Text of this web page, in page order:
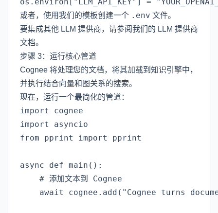
或者，使用我们的模板创建一个 .env 文件。
要集成其他 LLM 提供商，请参阅我们的 LLM 提供商
文档。
步骤 3：运行核心管道
Cognee 将处理您的文档，将其加载到知识引擎中，
并执行结合向量和图关系的搜索。
现在，运行一个最简化的管道：
import cognee
import asyncio
from pprint import pprint
async def main():
    # 添加文本到 Cognee
await cognee.add("Cognee turns